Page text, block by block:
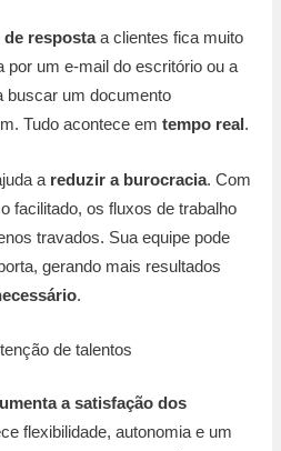
de respostaa clientes fica muito
por um e-mail do escritório ou a
buscar um documento
Tudo acontece emtempo real .
a reduzir a burocracia. Com
facilitado, os fluxos de trabalho
travados. Sua equipe pode
gerando mais resultados
.
de talentos
a satisfação dos
flexibilidade, autonomia e um